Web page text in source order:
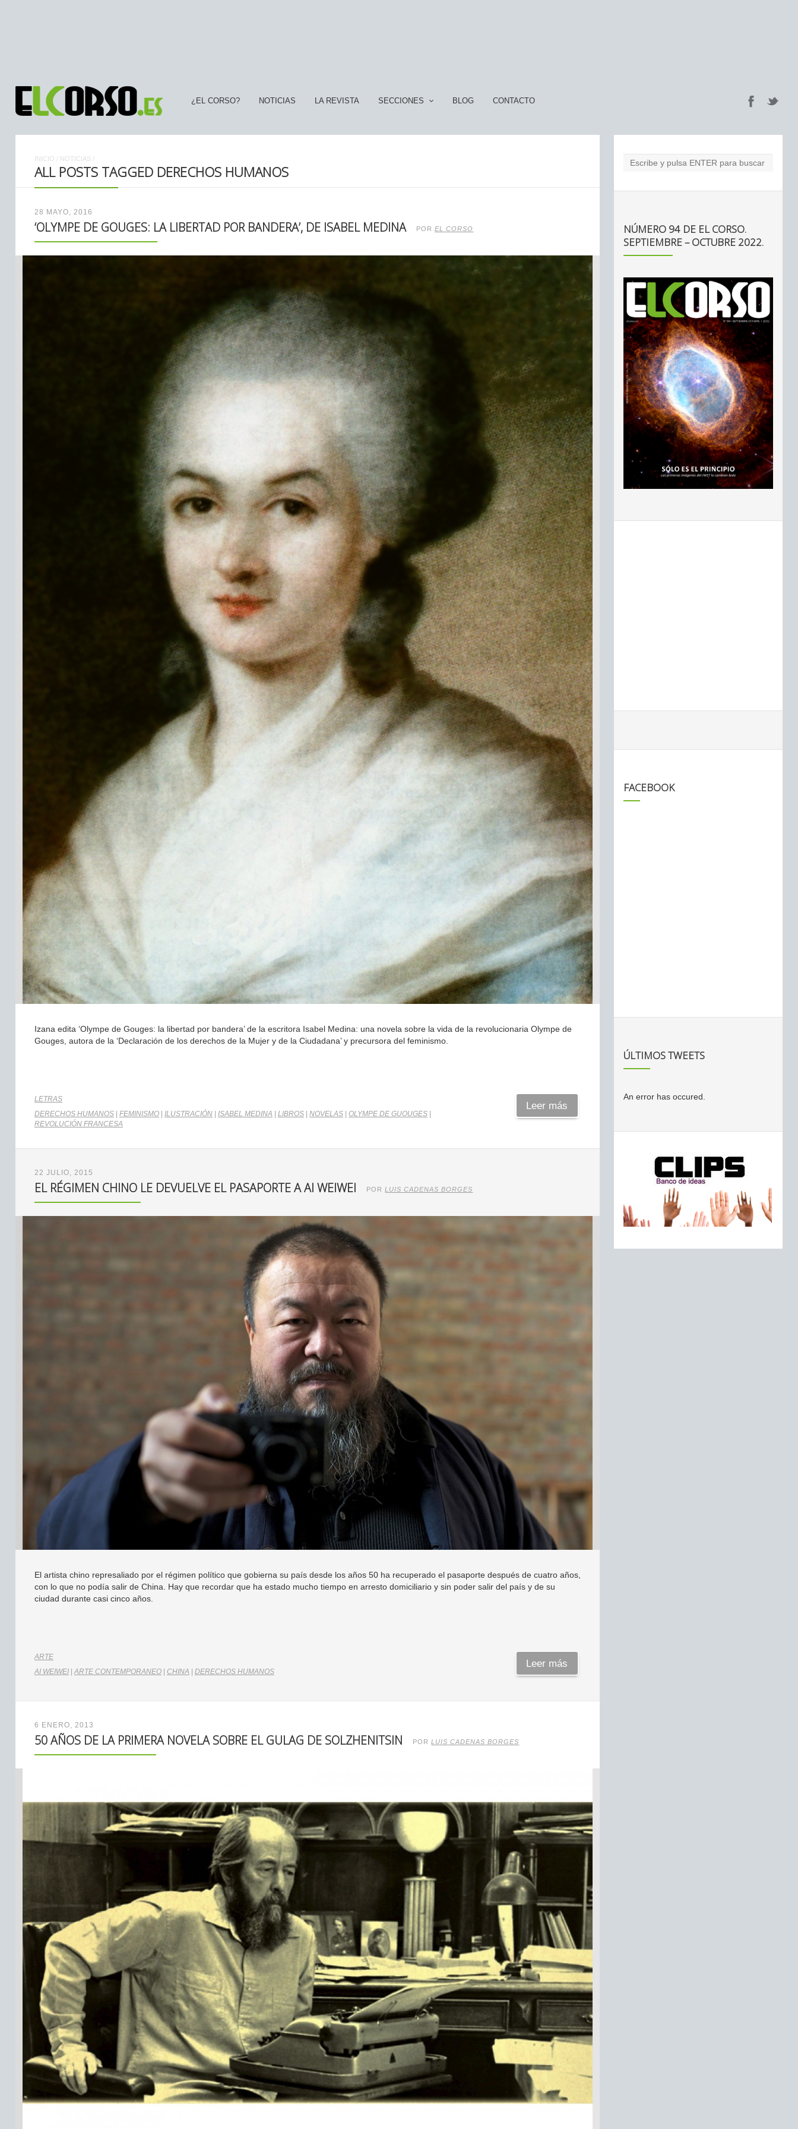
¿EL CORSO? NOTICIAS LA REVISTA SECCIONES BLOG CONTACTO
INICIO / NOTICIAS /
ALL POSTS TAGGED DERECHOS HUMANOS
28 MAYO, 2016
‘OLYMPE DE GOUGES: LA LIBERTAD POR BANDERA’, DE ISABEL MEDINA POREL CORSO
Izana edita ‘Olympe de Gouges: la libertad por bandera’ de la escritora Isabel Medina: una novela sobre la vida de la revolucionaria Olympe de
Gouges, autora de la ‘Declaración de los derechos de la Mujer y de la Ciudadana’ y precursora del feminismo.
LETRAS
DERECHOS HUMANOS
FEMINISMO ILUSTRACIÓN ISABEL MEDINA LIBROS NOVELAS OLYMPE DE GUOUGES
REVOLUCIÓN FRANCESA
Leer más
22 JULIO, 2015
EL RÉGIMEN CHINO LE DEVUELVE EL PASAPORTE A AI WEIWEI PORLUIS CADENAS BORGES
El artista chino represaliado por el régimen político que gobierna su país desde los años 50 ha recuperado el pasaporte después de cuatro años,
con lo que no podía salir de China. Hay que recordar que ha estado mucho tiempo en arresto domiciliario y sin poder salir del país y de su
ciudad durante casi cinco años.
ARTE
AI WEIWEI |ARTE CONTEMPORANEO CHINA DERECHOS HUMANOS
Leer más
6 ENERO, 2013
50 AÑOS DE LA PRIMERA NOVELA SOBRE EL GULAG DE SOLZHENITSIN PORLUIS CADENAS BORGES
NÚMERO 94 DE EL CORSO.
SEPTIEMBRE – OCTUBRE 2022.
FACEBOOK
ÚLTIMOS TWEETS
An error has occured.